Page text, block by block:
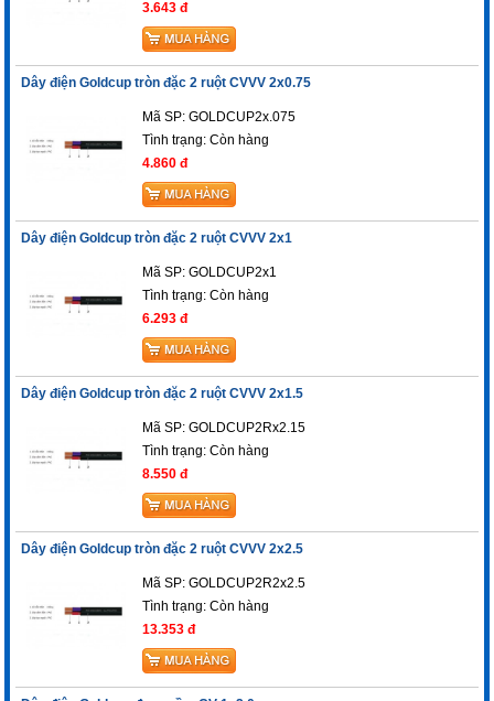
3.643 đ
Dây điện Goldcup tròn đặc 2 ruột CVVV 2x0.75
Mã SP: GOLDCUP2x.075
Tình trạng:Còn hàng
4.860 đ
Dây điện Goldcup tròn đặc 2 ruột CVVV 2x1
Mã SP: GOLDCUP2x1
Tình trạng:Còn hàng
6.293 đ
Dây điện Goldcup tròn đặc 2 ruột CVVV 2x1.5
Mã SP: GOLDCUP2Rx2.15
Tình trạng:Còn hàng
8.550 đ
Dây điện Goldcup tròn đặc 2 ruột CVVV 2x2.5
Mã SP: GOLDCUP2R2x2.5
Tình trạng:Còn hàng
13.353 đ